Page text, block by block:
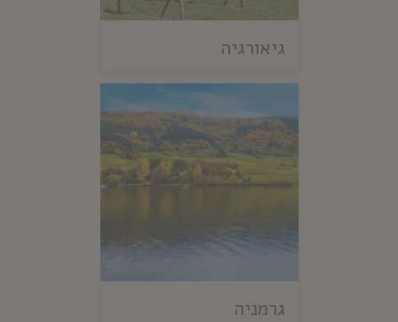
גיאורגיה
גרמניה